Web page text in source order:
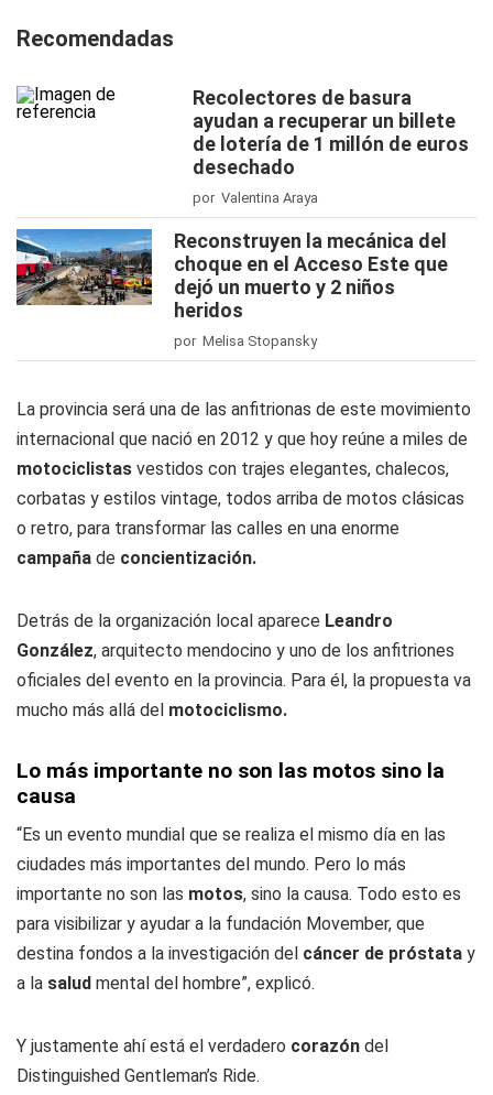
Recomendadas
Recolectores de basura
ayudan a recuperar un billete
de lotería de 1 millón de euros
desechado
por Valentina Araya
Reconstruyen la mecánica del
choque en el Acceso Este que
dejó un muerto y 2 niños
heridos
por Melisa Stopansky
La provincia será una de las anfitrionas de este movimiento
internacional que nació en 2012 y que hoy reúne a miles de
motociclistas vestidos con trajes elegantes, chalecos,
corbatas y estilos vintage, todos arriba de motos clásicas
o retro, para transformar las calles en una enorme
campaña de concientización.
Detrás de la organización local aparece Leandro
González, arquitecto mendocino y uno de los anfitriones
oficiales del evento en la provincia. Para él, la propuesta va
mucho más allá del motociclismo.
Lo más importante no son las motos sino la
causa
“Es un evento mundial que se realiza el mismo día en las
ciudades más importantes del mundo. Pero lo más
importante no son las motos, sino la causa. Todo esto es
para visibilizar y ayudar a la fundación Movember, que
destina fondos a la investigación del cáncer de próstata y
a la salud mental del hombre”, explicó.
Y justamente ahí está el verdadero corazón del
Distinguished Gentleman’s Ride.